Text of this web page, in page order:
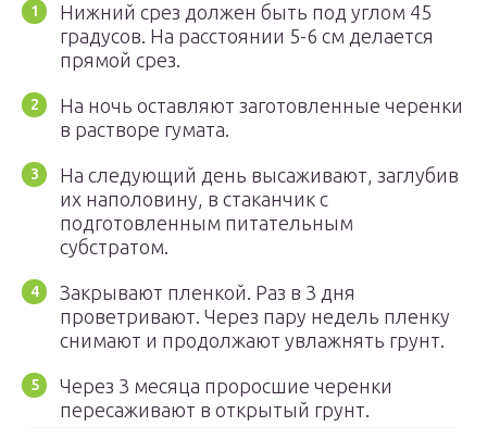
Нижний срез должен быть под углом 45
градусов. На расстоянии 5-6 см делается
прямой срез.
На ночь оставляют заготовленные черенки
в растворе гумата.
На следующий день высаживают, заглубив
их наполовину, в стаканчик с
подготовленным питательным
субстратом.
Закрывают пленкой. Раз в 3 дня
проветривают. Через пару недель пленку
снимают и продолжают увлажнять грунт.
Через 3 месяца проросшие черенки
пересаживают в открытый грунт.